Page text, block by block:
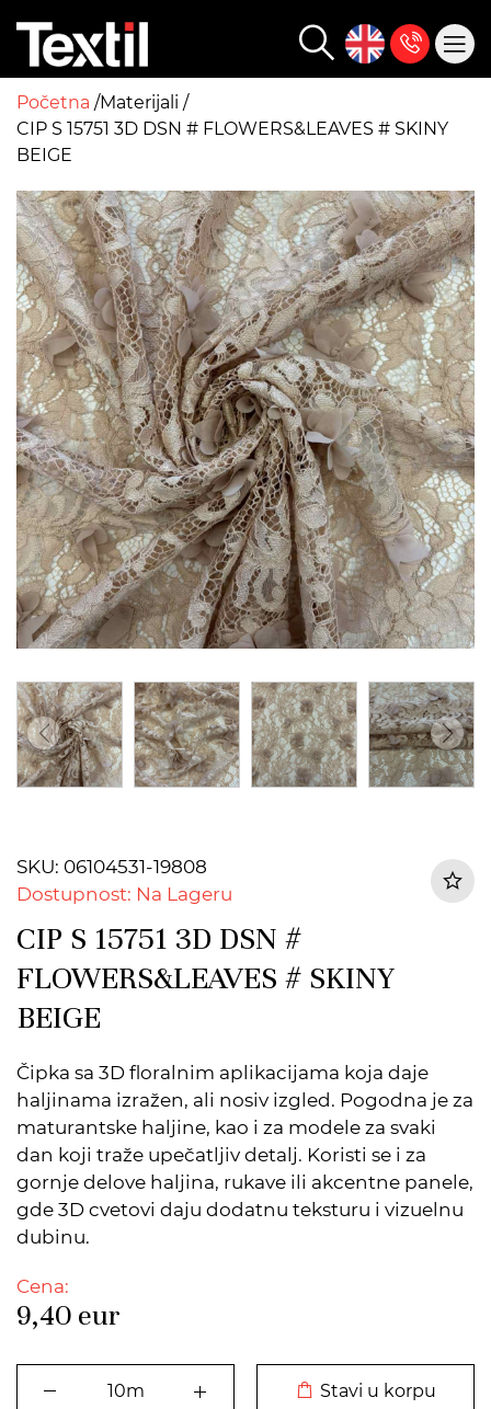
Početna Materijali
CIP S 15751 3D DSN # FLOWERS&LEAVES # SKINY
BEIGE
SKU: 06104531-19808
Dostupnost: Na Lageru
CIP S 15751 3D DSN #
FLOWERS&LEAVES # SKINY
BEIGE
Čipka sa 3D floralnim aplikacijama koja daje
haljinama izražen, ali nosiv izgled. Pogodna je za
maturantske haljine, kao i za modele za svaki
dan koji traže upečatljiv detalj. Koristi se i za
gornje delove haljina, rukave ili akcentne panele,
gde 3D cvetovi daju dodatnu teksturu i vizuelnu
dubinu.
Cena:
9,40 eur
Stavi u korpu